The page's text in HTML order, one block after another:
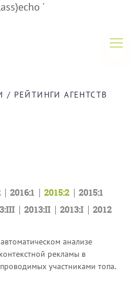
'
/ РЕЙТИНГИ АГЕНТСТВ
2016:1 2015:2
2015:1
2013:II 2013:I 2012
анализе
рекламы в
участниками топа.